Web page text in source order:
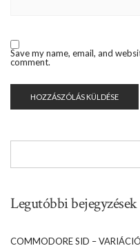
Save my name, email, and
comment.
Legutóbbi bejegyzések
COMMODORE SID –